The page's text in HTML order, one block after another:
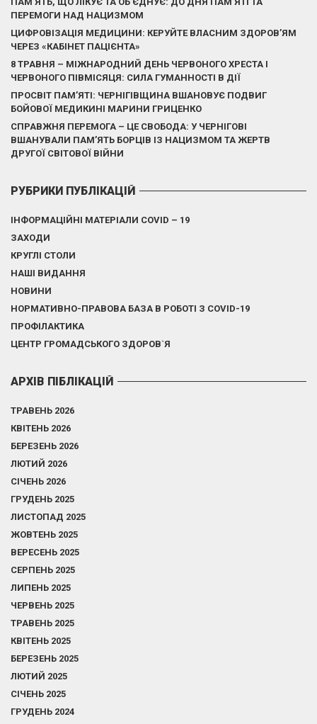
ПЕРЕМОГИ НАД НАЦИЗМОМ
ЦИФРОВІЗАЦІЯ МЕДИЦИНИ: КЕРУЙТЕ ВЛАСНИМ ЗДОРОВ’ЯМ
ЧЕРЕЗ «КАБІНЕТ ПАЦІЄНТА»
8 ТРАВНЯ – МІЖНАРОДНИЙ ДЕНЬ ЧЕРВОНОГО ХРЕСТА І
ЧЕРВОНОГО ПІВМІСЯЦЯ: СИЛА ГУМАННОСТІ В ДІЇ
ПРОСВІТ ПАМ’ЯТІ: ЧЕРНІГІВЩИНА ВШАНОВУЄ ПОДВИГ
БОЙОВОЇ МЕДИКИНІ МАРИНИ ГРИЦЕНКО
СПРАВЖНЯ ПЕРЕМОГА – ЦЕ СВОБОДА: У ЧЕРНІГОВІ
ВШАНУВАЛИ ПАМ’ЯТЬ БОРЦІВ ІЗ НАЦИЗМОМ ТА ЖЕРТВ
ДРУГОЇ СВІТОВОЇ ВІЙНИ
РУБРИКИ ПУБЛІКАЦІЙ
ІНФОРМАЦІЙНІ МАТЕРІАЛИ COVID – 19
ЗАХОДИ
КРУГЛІ СТОЛИ
НАШІ ВИДАННЯ
НОВИНИ
НОРМАТИВНО-ПРАВОВА БАЗА В РОБОТІ З COVID-19
ПРОФІЛАКТИКА
ЦЕНТР ГРОМАДСЬКОГО ЗДОРОВ`Я
АРХІВ ПІБЛІКАЦІЙ
ТРАВЕНЬ 2026
КВІТЕНЬ 2026
БЕРЕЗЕНЬ 2026
ЛЮТИЙ 2026
СІЧЕНЬ 2026
ГРУДЕНЬ 2025
ЛИСТОПАД 2025
ЖОВТЕНЬ 2025
ВЕРЕСЕНЬ 2025
СЕРПЕНЬ 2025
ЛИПЕНЬ 2025
ЧЕРВЕНЬ 2025
ТРАВЕНЬ 2025
КВІТЕНЬ 2025
БЕРЕЗЕНЬ 2025
ЛЮТИЙ 2025
СІЧЕНЬ 2025
ГРУДЕНЬ 2024